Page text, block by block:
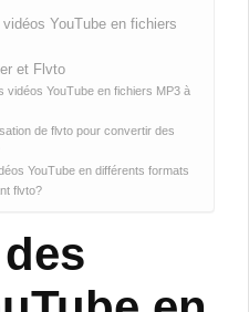
YouTube en fichiers
et Flvto
vidéos YouTube en fichiers MP3 à
de flvto pour convertir des
YouTube en différents formats
flvto?